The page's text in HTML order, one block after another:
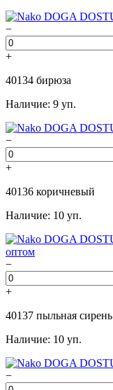
−
+
40134 бирюза
Наличие: 9 уп.
−
+
40136 коричневый
Наличие: 10 уп.
−
+
40137 пыльная сирень
Наличие: 10 уп.
−